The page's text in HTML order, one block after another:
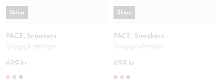
PACE, Sneakers
Snygga detaljer
699 kr
Skinn
PACE, Sneakers
Snygga detaljer
699 kr
Skinn